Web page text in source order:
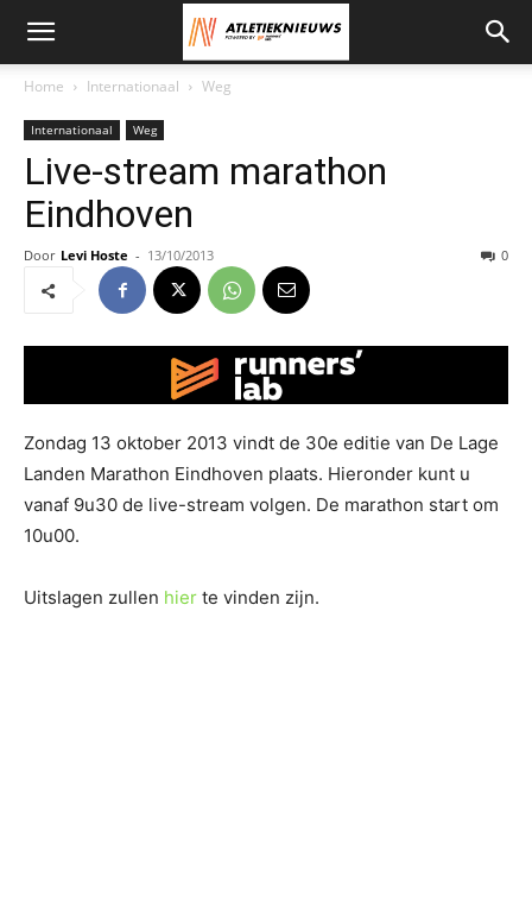
Home Internationaal Weg
Internationaal Weg
Live-stream marathon
Eindhoven
Door Levi Hoste - 13/10/2013 0
Zondag 13 oktober 2013 vindt de 30e editie van De Lage
Landen Marathon Eindhoven plaats. Hieronder kunt u
vanaf 9u30 de live-stream volgen. De marathon start om
10u00.
Uitslagen zullen hier te vinden zijn.